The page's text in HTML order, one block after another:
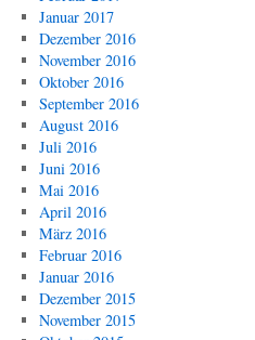
Januar 2017
Dezember 2016
November 2016
Oktober 2016
September 2016
August 2016
Juli 2016
Juni 2016
Mai 2016
April 2016
März 2016
Februar 2016
Januar 2016
Dezember 2015
November 2015